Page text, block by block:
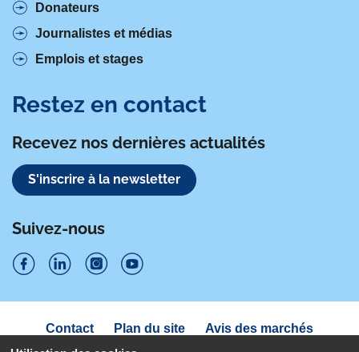
Donateurs
Journalistes et médias
Emplois et stages
Restez en contact
Recevez nos dernières actualités
S'inscrire à la newsletter
Suivez-nous
i
u
i
u
i
u
i
Navigation
sous
Contact Plan du site
Avis des marchés